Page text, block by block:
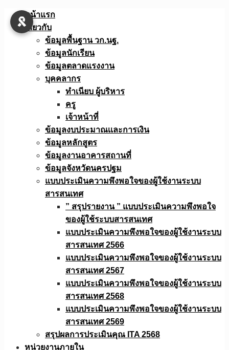
Skip
หน้าแรก
เกี่ยวกับ
ข้อมูลพื้นฐาน วก.นฐ.
ข้อมูลนักเรียน
ข้อมูลตลาดแรงงาน
บุคคลากร
ทำเนียบ ผู้บริหาร
ครู
เจ้าหน้าที่
ข้อมูลงบประมาณเเละการเงิน
ข้อมูลหลักสูตร
ข้อมูลงานอาคารสถานที่
ข้อมูลจังหวัดนครปฐม
แบบประเมินความพึงพอใจของผู้ใช้งานระบบ
สารสนเทศ
” สรุปรายงาน ” แบบประเมินความพึงพอใจ
ของผู้ใช้ระบบสารสนเทศ
แบบประเมินความพึงพอใจของผู้ใช้งานระบบ
สารสนเทศ 2566
แบบประเมินความพึงพอใจของผู้ใช้งานระบบ
สารสนเทศ 2567
แบบประเมินความพึงพอใจของผู้ใช้งานระบบ
สารสนเทศ 2568
แบบประเมินความพึงพอใจของผู้ใช้งานระบบ
สารสนเทศ 2569
สรุปผลการประเมินคุณ ITA 2568
หน่วยงานภายใน